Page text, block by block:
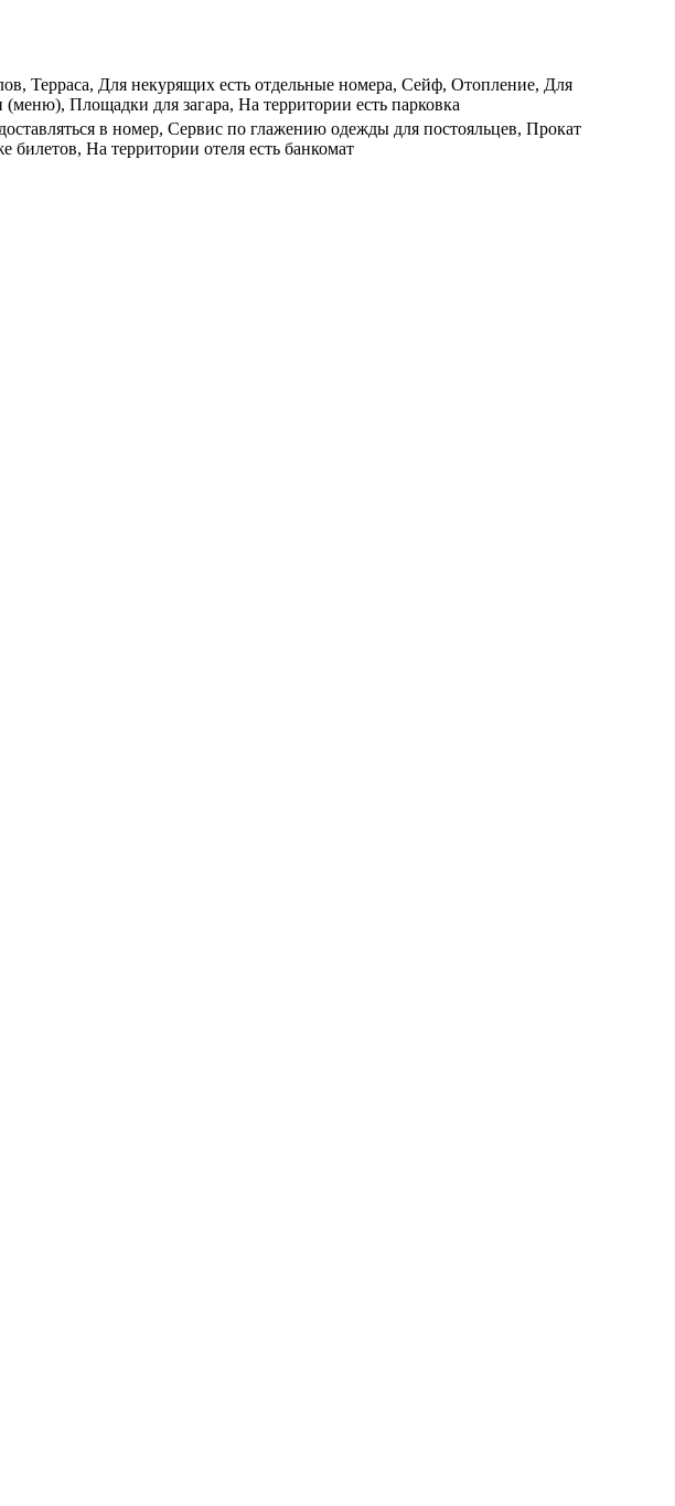
Терраса, Для некурящих есть отдельные номера, Сейф, Отопление, Для
Площадки для загара, На территории есть парковка
в номер, Сервис по глажению одежды для постояльцев, Прокат
На территории отеля есть банкомат